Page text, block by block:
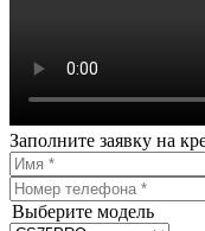
Заполните заявку на
Выберите модель